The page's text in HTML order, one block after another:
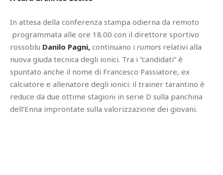
In attesa della conferenza stampa odierna da remoto
programmata alle ore 18.00 con il direttore sportivo
rossoblu Danilo Pagni, continuano i rumors relativi alla
nuova giuda tecnica degli ionici. Tra i “candidati” è
spuntato anche il nome di Francesco Passiatore, ex
calciatore e allenatore degli ionici: il trainer tarantino è
reduce da due ottime stagioni in serie D sulla panchina
dell'Enna improntate sulla valorizzazione dei giovani.